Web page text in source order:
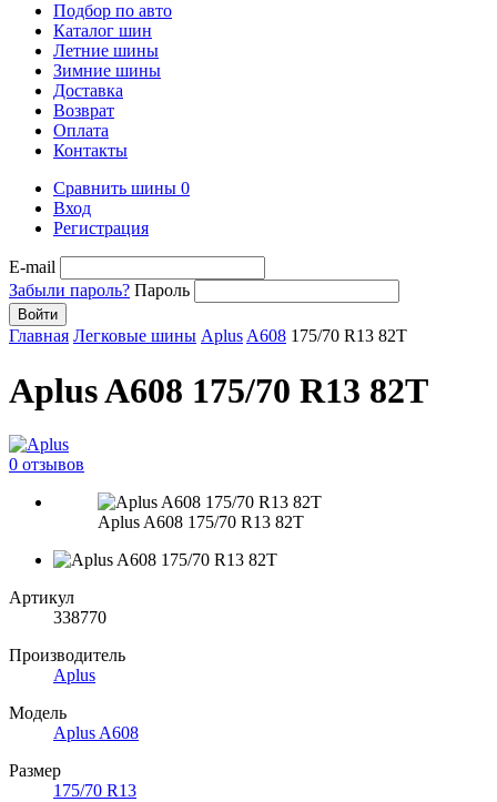
Подбор по авто
Каталог шин
Летние шины
Зимние шины
Доставка
Возврат
Оплата
Контакты
Сравнить шины 0
Вход
Регистрация
E-mail
Забыли пароль? Пароль
Войти
Главная Легковые шины AplusA608 175/70 R13 82T
Aplus A608 175/70 R13 82T
0 отзывов
Aplus A608 175/70 R13 82T
Артикул
338770
Производитель
Aplus
Модель
Aplus A608
Размер
175/70 R13